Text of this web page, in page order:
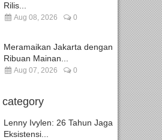
Rilis...
Aug 08, 2026 0
Meramaikan Jakarta dengan
Ribuan Mainan...
Aug 07, 2026 0
Lenny Ivylen: 26 Tahun Jaga
Eksistensi...